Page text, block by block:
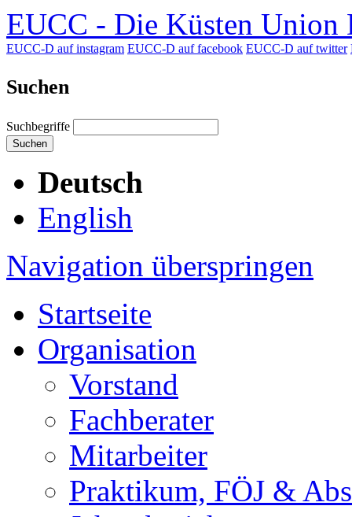
EUCC - Die Küsten Union
EUCC-D auf instagram EUCC-D auf facebook EUCC-D auf twitter
Suchen
Suchbegriffe
Suchen
Deutsch
English
Navigation überspringen
Startseite
Organisation
Vorstand
Fachberater
Mitarbeiter
Praktikum, FÖJ &